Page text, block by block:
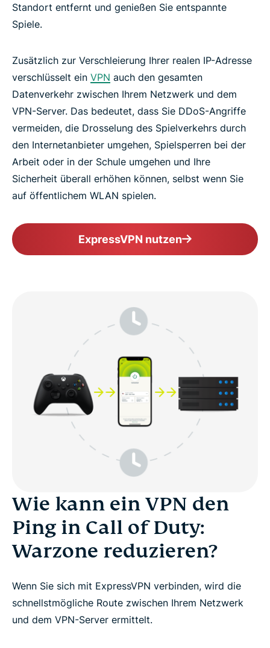
Standort entfernt und genießen Sie entspannte
Spiele.
Zusätzlich zur Verschleierung Ihrer realen IP-Adresse
verschlüsselt ein VPN auch den gesamten
Datenverkehr zwischen Ihrem Netzwerk und dem
VPN-Server. Das bedeutet, dass Sie DDoS-Angriffe
vermeiden, die Drosselung des Spielverkehrs durch
den Internetanbieter umgehen, Spielsperren bei der
Arbeit oder in der Schule umgehen und Ihre
Sicherheit überall erhöhen können, selbst wenn Sie
auf öffentlichem WLAN spielen.
ExpressVPN nutzen
Wie kann ein VPN den
Ping in Call of Duty:
Warzone reduzieren?
Wenn Sie sich mit ExpressVPN verbinden, wird die
schnellstmögliche Route zwischen Ihrem Netzwerk
und dem VPN-Server ermittelt.